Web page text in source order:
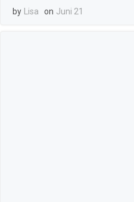
by Lisa on Juni 21